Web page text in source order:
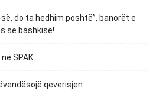
do ta hedhim poshtë”, banorët e
së bashkisë!
SPAK
qeverisjen